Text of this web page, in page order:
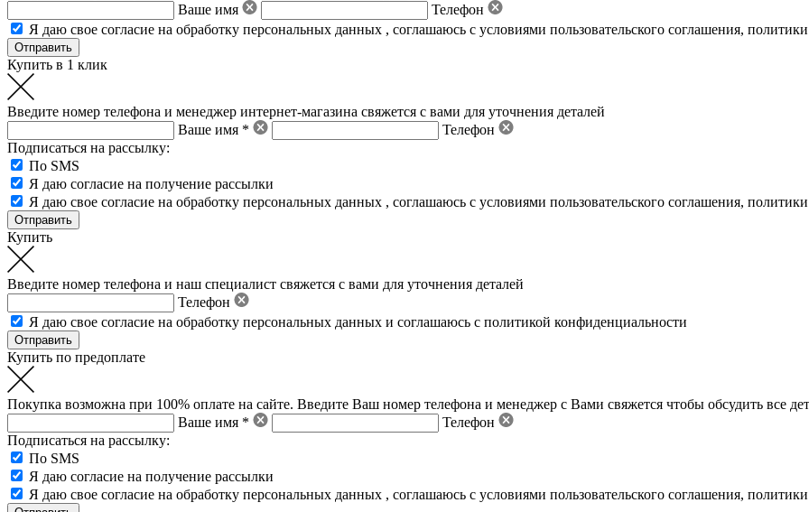
Ваше имя
Телефон
Я даю свое согласие на обработку персональных данных , соглашаюсь с условиями пользовательского соглашения,
Купить в 1 клик
Введите номер телефона и менеджер интернет-магазина свяжется с вами для уточнения деталей
Ваше имя *
Телефон
Подписаться на рассылку:
По SMS
Я даю согласие на получение рассылки
Я даю свое согласие на обработку персональных данных , соглашаюсь с условиями пользовательского соглашения,
Купить
Введите номер телефона и наш специалист свяжется с вами для уточнения деталей
Телефон
Я даю свое согласие на обработку персональных данных и соглашаюсь с политикой конфиденциальности
Купить по предоплате
Покупка возможна при 100% оплате на сайте. Введите Ваш номер телефона и менеджер с Вами свяжется чтобы обсудить все
Ваше имя *
Телефон
Подписаться на рассылку:
По SMS
Я даю согласие на получение рассылки
Я даю свое согласие на обработку персональных данных , соглашаюсь с условиями пользовательского соглашения,